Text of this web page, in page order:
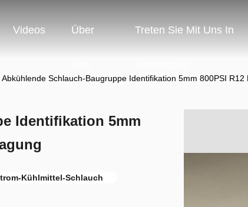
Videos Über Treten Sie Mit Uns In
Abkühlende Schlauch-Baugruppe Identifikation 5mm 800PSI R12
Identifikation 5mm
Kühlmittel-Schlauch